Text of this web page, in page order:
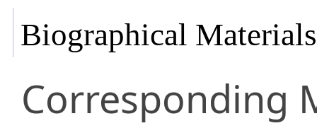
Biographical Materials
Corresponding